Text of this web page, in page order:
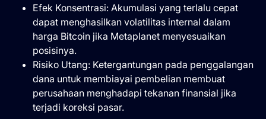
Efek Konsentrasi: Akumulasi yang terlalu cepat
dapat menghasilkan volatilitas internal dalam
harga Bitcoin jika Metaplanet menyesuaikan
posisinya.
Risiko Utang: Ketergantungan pada penggalangan
dana untuk membiayai pembelian membuat
perusahaan menghadapi tekanan finansial jika
terjadi koreksi pasar.